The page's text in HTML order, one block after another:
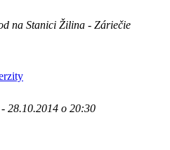
na Stanici Žilina - Záriečie
28.10.2014 o 20:30